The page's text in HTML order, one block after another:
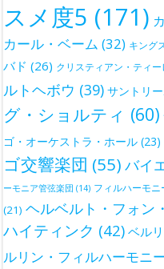
スメ度5 (171)
カール・ベーム (32) キング
バド (26) クリスティアン・ティー
ルトヘボウ (39) サントリ
グ・ショルティ (60)
ゴ・オーケストラ・ホール (23)
ゴ交響楽団 (55) バイ
ーモニア管弦楽団 (14) フィルハーモニ
(21) ヘルベルト・フォン
ハイティンク (42) ベル
ルリン・フィルハーモニ